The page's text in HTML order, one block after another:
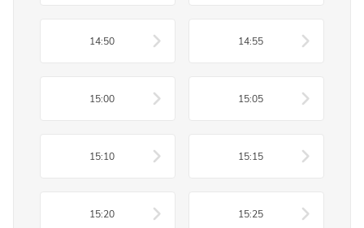
14:50 14:55
15:00 15:05
15:10 15:15
15:20 15:25